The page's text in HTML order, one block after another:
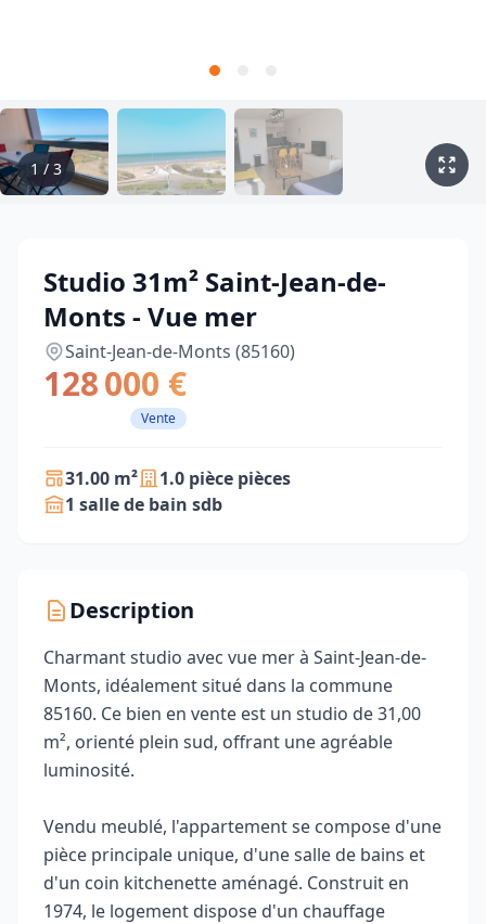
1/ 3
Studio 31m² Saint-Jean-de-
Monts - Vue mer
Saint-Jean-de-Monts (85160)
128 000 €
Vente
31.00 m²
1.0 pièce pièces
1 salle de bain sdb
Description
Charmant studio avec vue mer à Saint-Jean-de-
Monts, idéalement situé dans la commune
85160. Ce bien en vente est un studio de 31,00
m², orienté plein sud, offrant une agréable
luminosité.
Vendu meublé, l'appartement se compose d'une
pièce principale unique, d'une salle de bains et
d'un coin kitchenette aménagé. Construit en
1974, le logement dispose d'un chauffage